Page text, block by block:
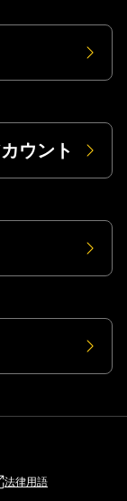
ウント
法律用語